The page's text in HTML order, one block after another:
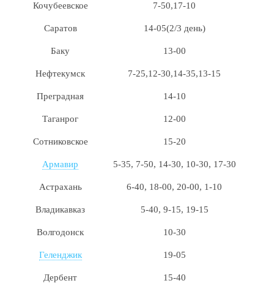
Кочубеевское 7-50,17-10
Саратов 14-05(2/3 день)
Баку 13-00
Нефтекумск 7-25,12-30,14-35,13-15
Преградная 14-10
Таганрог 12-00
Сотниковское 15-20
Армавир 5-35, 7-50, 14-30, 10-30, 17-30
Астрахань 6-40, 18-00, 20-00, 1-10
Владикавказ 5-40, 9-15, 19-15
Волгодонск 10-30
Геленджик 19-05
Дербент 15-40